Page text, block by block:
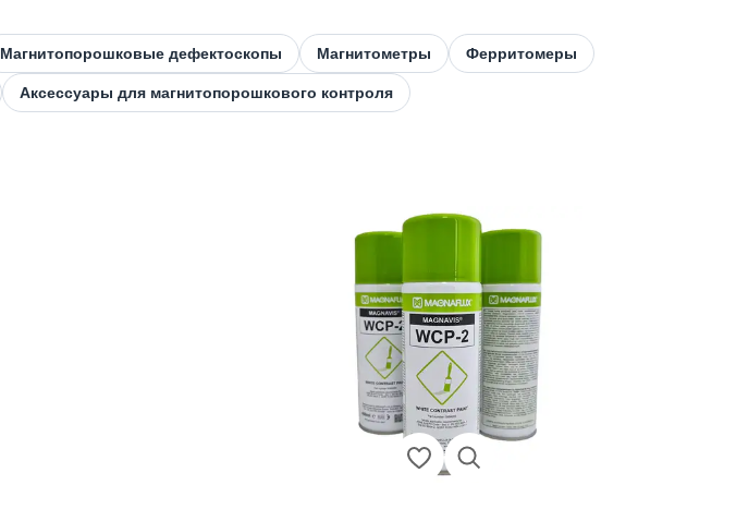
Магнитопорошковые дефектоскопы Магнитометры Ферритомеры
Аксессуары для магнитопорошкового контроля